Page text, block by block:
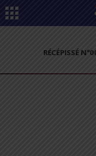
RÉCÉPISSÉ